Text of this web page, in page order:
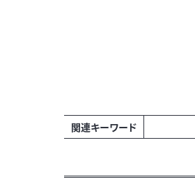
関連キーワード